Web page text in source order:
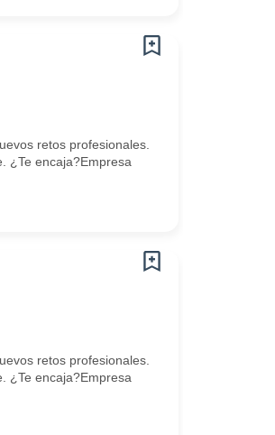
retos profesionales.
¿Te encaja?Empresa
retos profesionales.
¿Te encaja?Empresa